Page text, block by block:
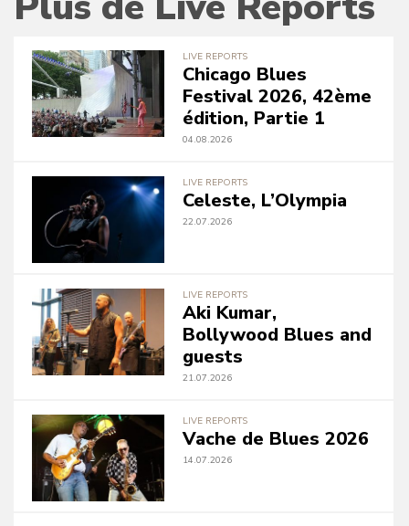
LIVE REPORTS
Chicago Blues
Festival 2026, 42ème
édition, Partie 1
04.08.2026
LIVE REPORTS
Celeste, L’Olympia
22.07.2026
LIVE REPORTS
Aki Kumar,
Bollywood Blues and
guests
21.07.2026
LIVE REPORTS
Vache de Blues 2026
14.07.2026